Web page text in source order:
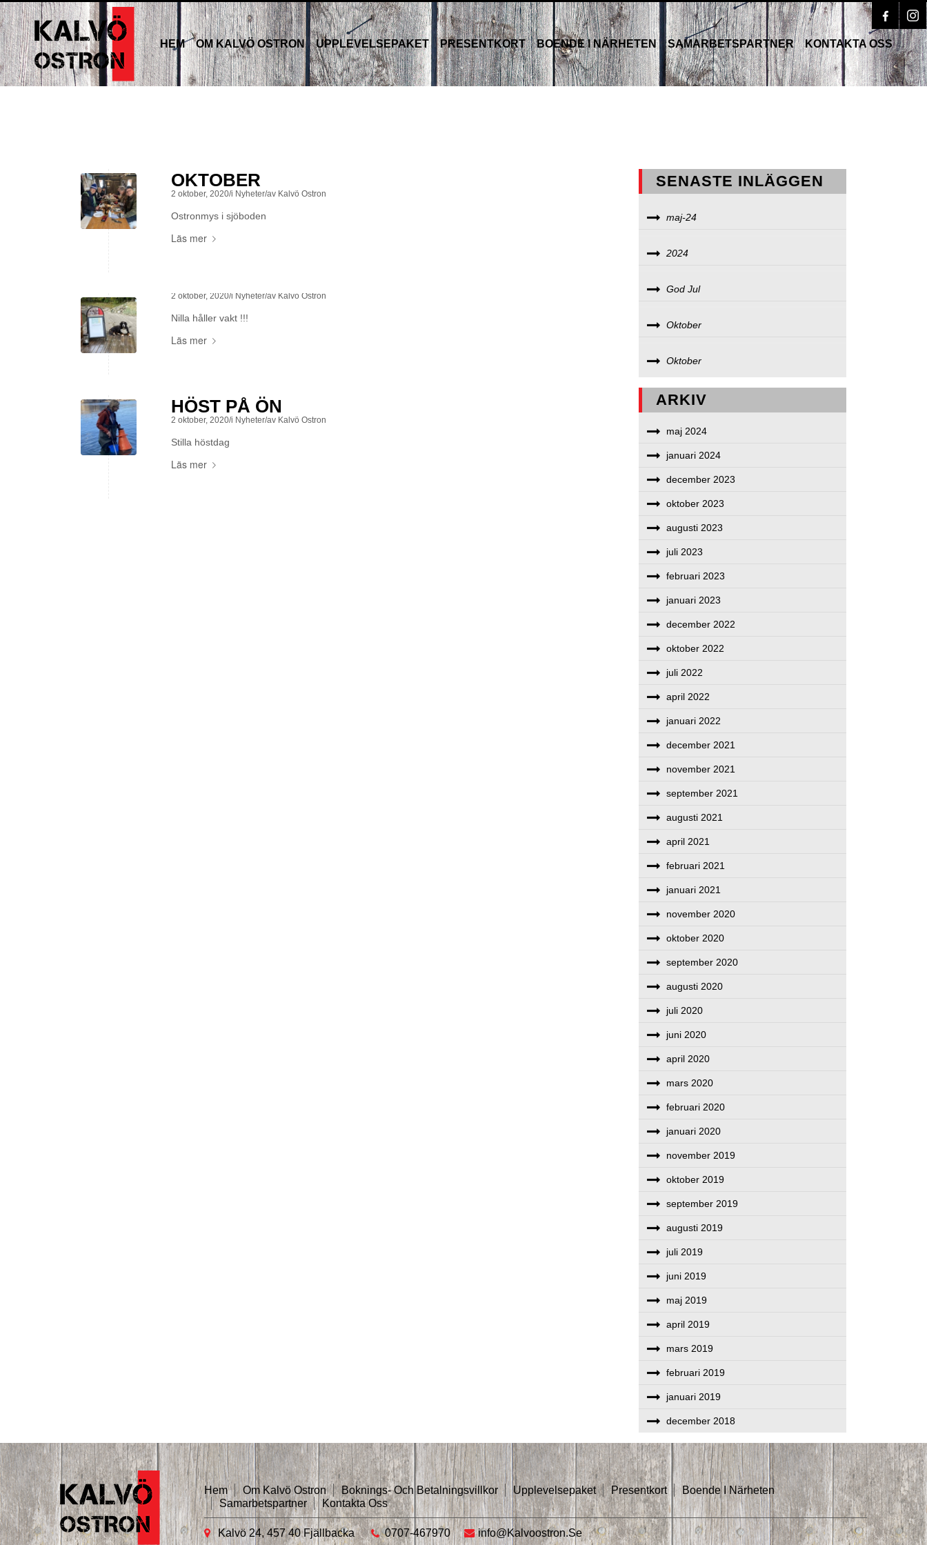
HEM OM KALVÖ OSTRON UPPLEVELSEPAKET PRESENTKORT BOENDE I NÄRHETEN SAMARBETSPARTNER KONTAKTA OSS
OKTOBER
2 oktober, 2020/i Nyheter/av Kalvö Ostron
Ostronmys i sjöboden
Läs mer
2 oktober, 2020/i Nyheter/av Kalvö Ostron
Nilla håller vakt !!!
Läs mer
HÖST PÅ ÖN
2 oktober, 2020/i Nyheter/av Kalvö Ostron
Stilla höstdag
Läs mer
SENASTE INLÄGGEN
maj-24
2024
God Jul
Oktober
Oktober
ARKIV
maj 2024
januari 2024
december 2023
oktober 2023
augusti 2023
juli 2023
februari 2023
januari 2023
december 2022
oktober 2022
juli 2022
april 2022
januari 2022
december 2021
november 2021
september 2021
augusti 2021
april 2021
februari 2021
januari 2021
november 2020
oktober 2020
september 2020
augusti 2020
juli 2020
juni 2020
april 2020
mars 2020
februari 2020
januari 2020
november 2019
oktober 2019
september 2019
augusti 2019
juli 2019
juni 2019
maj 2019
april 2019
mars 2019
februari 2019
januari 2019
december 2018
Hem Om Kalvö Ostron Boknings- Och Betalningsvillkor Upplevelsepaket Presentkort
Boende I Närheten
Samarbetspartner
Kontakta Oss
Kalvö 24, 457 40 Fjällbacka 0707-467970 Info@kalvoostron.se